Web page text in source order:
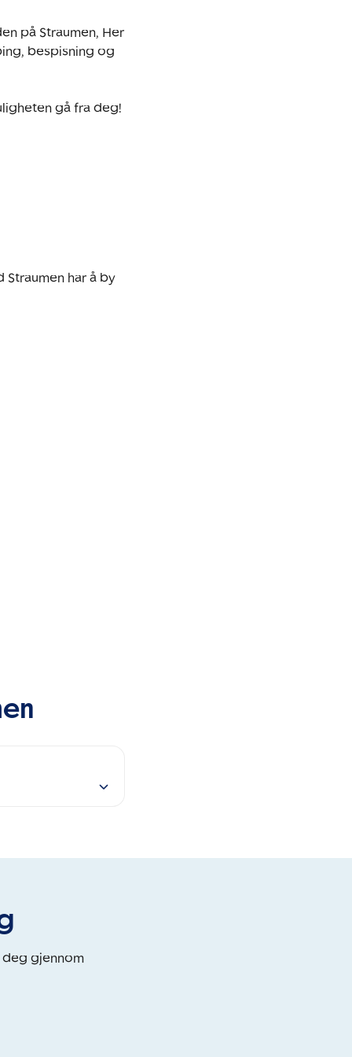
på Straumen, Her
bespisning og
gå fra deg!
har å by
deg gjennom